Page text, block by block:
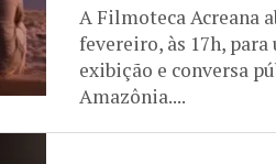
A Filmoteca Acreana
fevereiro, às 17h,
exibição e conversa
Amazônia....